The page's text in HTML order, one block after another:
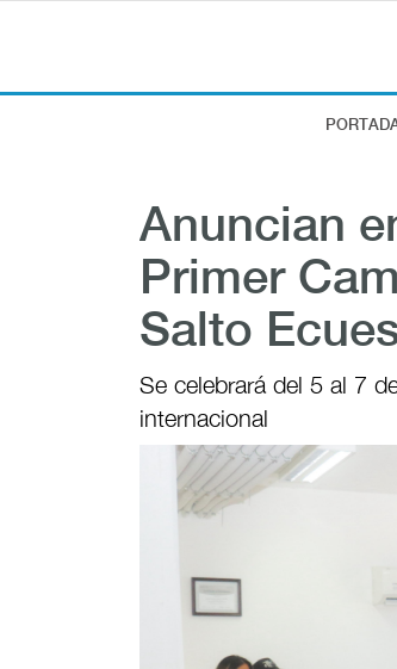
Anuncian
Primer
Salto
Se celebrará del 5 al 7
internacional